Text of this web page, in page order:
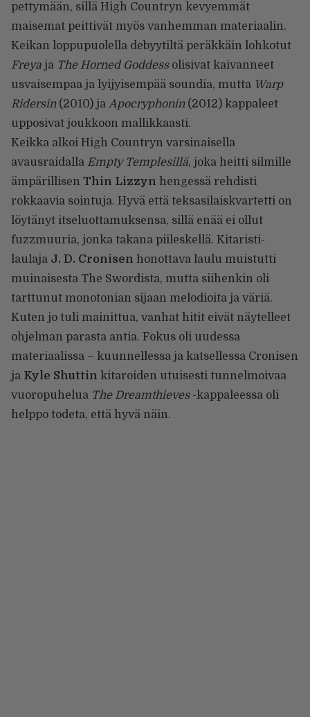
pettymään, sillä High Countryn kevyemmät
maisemat peittivät myös vanhemman materiaalin.
Keikan loppupuolella debyytiltä peräkkäin lohkotut
Freya ja The Horned Goddessolisivat kaivanneet
usvaisempaa ja lyijyisempää soundia, mutta Warp
Ridersin(2010) ja Apocryphonin(2012) kappaleet
upposivat joukkoon mallikkaasti.
Keikka alkoi High Countryn varsinaisella
avausraidalla Empty Templesillä, joka heitti silmille
ämpärillisen Thin Lizzyn hengessä rehdisti
rokkaavia sointuja. Hyvä että teksasilaiskvartetti on
löytänyt itseluottamuksensa, sillä enää ei ollut
fuzzmuuria, jonka takana piileskellä. Kitaristi-
laulaja J. D. Cronisen honottava laulu muistutti
muinaisesta The Swordista, mutta siihenkin oli
tarttunut monotonian sijaan melodioita ja väriä.
Kuten jo tuli mainittua, vanhat hitit eivät näytelleet
ohjelman parasta antia. Fokus oli uudessa
materiaalissa – kuunnellessa ja katsellessa Cronisen
ja Kyle Shuttin kitaroiden utuisesti tunnelmoivaa
vuoropuhelua The Dreamthieves-kappaleessa oli
helppo todeta, että hyvä näin.